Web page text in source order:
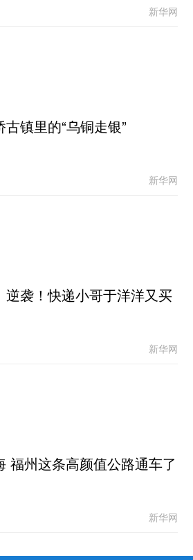
新华网
镇里的“乌铜走银”
新华网
逆袭！快递小哥于洋洋又买
新华网
福州这条高颜值公路通车了
新华网